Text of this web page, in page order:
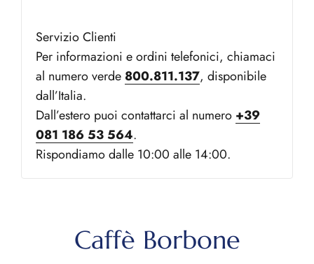
Servizio Clienti
Per informazioni e ordini telefonici, chiamaci
al numero verde 800.811.137, disponibile
dall’Italia.
Dall’estero puoi contattarci al numero +39
081 186 53 564.
Rispondiamo dalle 10:00 alle 14:00.
Caffè Borbone